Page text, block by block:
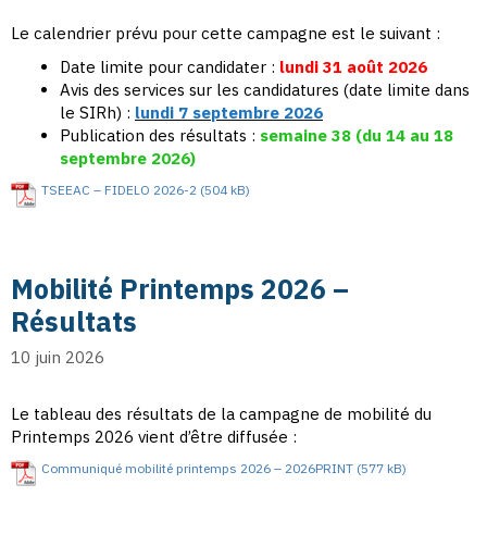
Le calendrier prévu pour cette campagne est le suivant :
Date limite pour candidater : lundi 31 août 2026
Avis des services sur les candidatures (date limite dans
le SIRh) : lundi 7 septembre 2026
Publication des résultats : semaine 38 (du 14 au 18
septembre 2026)
TSEEAC – FIDELO 2026-2
Mobilité Printemps 2026 –
Résultats
10 juin 2026
Le tableau des résultats de la campagne de mobilité du
Printemps 2026 vient d’être diffusée :
Communiqué mobilité printemps 2026 – 2026PRINT